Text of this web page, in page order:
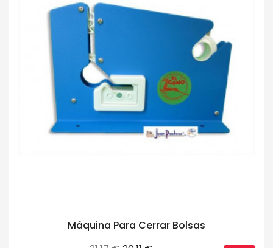
Máquina Para Cerrar Bolsas